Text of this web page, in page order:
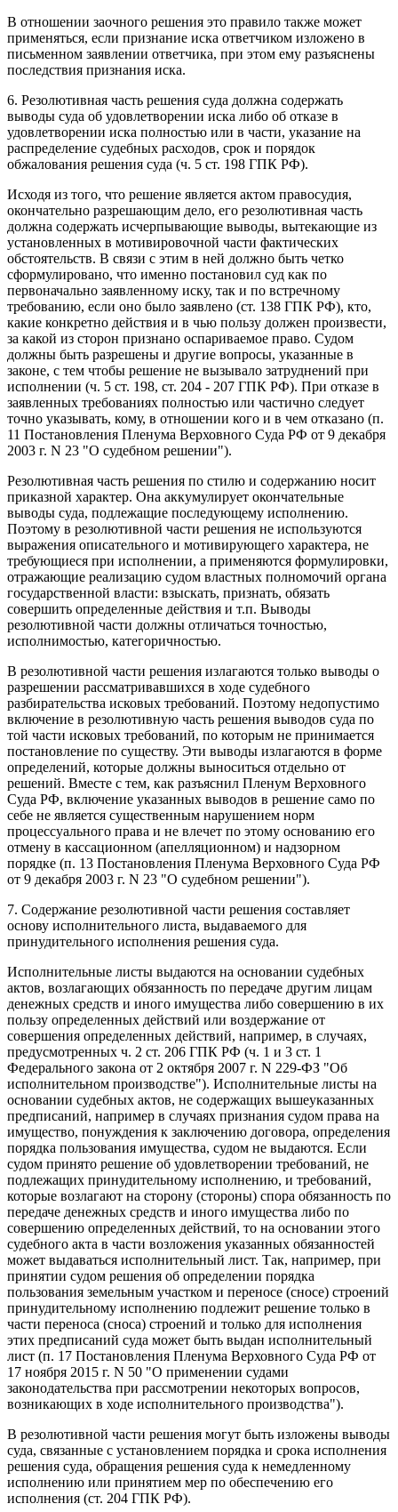
В отношении заочного решения это правило также может
применяться, если признание иска ответчиком изложено в
письменном заявлении ответчика, при этом ему разъяснены
последствия признания иска.
6. Резолютивная часть решения суда должна содержать
выводы суда об удовлетворении иска либо об отказе в
удовлетворении иска полностью или в части, указание на
распределение судебных расходов, срок и порядок
обжалования решения суда (ч. 5 ст. 198 ГПК РФ).
Исходя из того, что решение является актом правосудия,
окончательно разрешающим дело, его резолютивная часть
должна содержать исчерпывающие выводы, вытекающие из
установленных в мотивировочной части фактических
обстоятельств. В связи с этим в ней должно быть четко
сформулировано, что именно постановил суд как по
первоначально заявленному иску, так и по встречному
требованию, если оно было заявлено (ст. 138 ГПК РФ), кто,
какие конкретно действия и в чью пользу должен произвести,
за какой из сторон признано оспариваемое право. Судом
должны быть разрешены и другие вопросы, указанные в
законе, с тем чтобы решение не вызывало затруднений при
исполнении (ч. 5 ст. 198, ст. 204 - 207 ГПК РФ). При отказе в
заявленных требованиях полностью или частично следует
точно указывать, кому, в отношении кого и в чем отказано (п.
11 Постановления Пленума Верховного Суда РФ от 9 декабря
2003 г. N 23 "О судебном решении").
Резолютивная часть решения по стилю и содержанию носит
приказной характер. Она аккумулирует окончательные
выводы суда, подлежащие последующему исполнению.
Поэтому в резолютивной части решения не используются
выражения описательного и мотивирующего характера, не
требующиеся при исполнении, а применяются формулировки,
отражающие реализацию судом властных полномочий органа
государственной власти: взыскать, признать, обязать
совершить определенные действия и т.п. Выводы
резолютивной части должны отличаться точностью,
исполнимостью, категоричностью.
В резолютивной части решения излагаются только выводы о
разрешении рассматривавшихся в ходе судебного
разбирательства исковых требований. Поэтому недопустимо
включение в резолютивную часть решения выводов суда по
той части исковых требований, по которым не принимается
постановление по существу. Эти выводы излагаются в форме
определений, которые должны выноситься отдельно от
решений. Вместе с тем, как разъяснил Пленум Верховного
Суда РФ, включение указанных выводов в решение само по
себе не является существенным нарушением норм
процессуального права и не влечет по этому основанию его
отмену в кассационном (апелляционном) и надзорном
порядке (п. 13 Постановления Пленума Верховного Суда РФ
от 9 декабря 2003 г. N 23 "О судебном решении").
7. Содержание резолютивной части решения составляет
основу исполнительного листа, выдаваемого для
принудительного исполнения решения суда.
Исполнительные листы выдаются на основании судебных
актов, возлагающих обязанность по передаче другим лицам
денежных средств и иного имущества либо совершению в их
пользу определенных действий или воздержание от
совершения определенных действий, например, в случаях,
предусмотренных ч. 2 ст. 206 ГПК РФ (ч. 1 и 3 ст. 1
Федерального закона от 2 октября 2007 г. N 229-ФЗ "Об
исполнительном производстве"). Исполнительные листы на
основании судебных актов, не содержащих вышеуказанных
предписаний, например в случаях признания судом права на
имущество, понуждения к заключению договора, определения
порядка пользования имущества, судом не выдаются. Если
судом принято решение об удовлетворении требований, не
подлежащих принудительному исполнению, и требований,
которые возлагают на сторону (стороны) спора обязанность по
передаче денежных средств и иного имущества либо по
совершению определенных действий, то на основании этого
судебного акта в части возложения указанных обязанностей
может выдаваться исполнительный лист. Так, например, при
принятии судом решения об определении порядка
пользования земельным участком и переносе (сносе) строений
принудительному исполнению подлежит решение только в
части переноса (сноса) строений и только для исполнения
этих предписаний суда может быть выдан исполнительный
лист (п. 17 Постановления Пленума Верховного Суда РФ от
17 ноября 2015 г. N 50 "О применении судами
законодательства при рассмотрении некоторых вопросов,
возникающих в ходе исполнительного производства").
В резолютивной части решения могут быть изложены выводы
суда, связанные с установлением порядка и срока исполнения
решения суда, обращения решения суда к немедленному
исполнению или принятием мер по обеспечению его
исполнения (ст. 204 ГПК РФ).